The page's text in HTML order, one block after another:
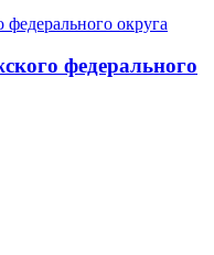
федерального